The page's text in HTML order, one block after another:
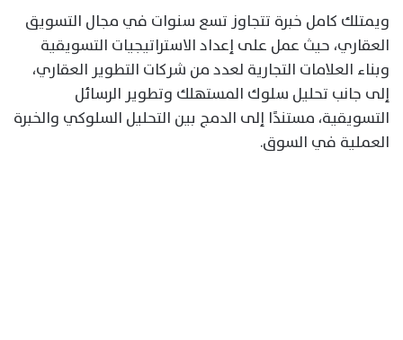
ويمتلك كامل خبرة تتجاوز تسع سنوات في مجال التسويق
العقاري، حيث عمل على إعداد الاستراتيجيات التسويقية
وبناء العلامات التجارية لعدد من شركات التطوير العقاري،
إلى جانب تحليل سلوك المستهلك وتطوير الرسائل
التسويقية، مستندًا إلى الدمج بين التحليل السلوكي والخبرة
العملية في السوق.